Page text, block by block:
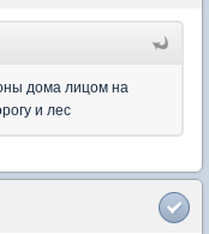
дома лицом на
и лес